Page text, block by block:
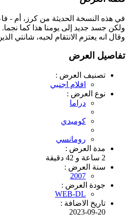
ولكن جسد جديد إلى يومنا هذا كما
وقال انه يعتزم الانتقام لحبه، شانتي
تفاصيل العرض
تصنيف العرض :
افلام اجنبي
نوع العرض :
دراما
كوميدي
رومانسي
مدة العرض :
2 ساعة و 42 دقيقة
سنة العرض :
2007
جودة العرض :
WEB-DL
تاريخ الاضافة :
2023-09-20